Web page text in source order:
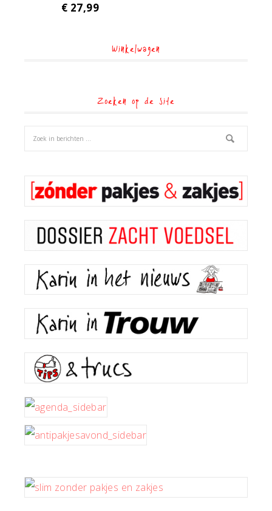
€ 27,99
Winkelwagen
Zoeken op de site